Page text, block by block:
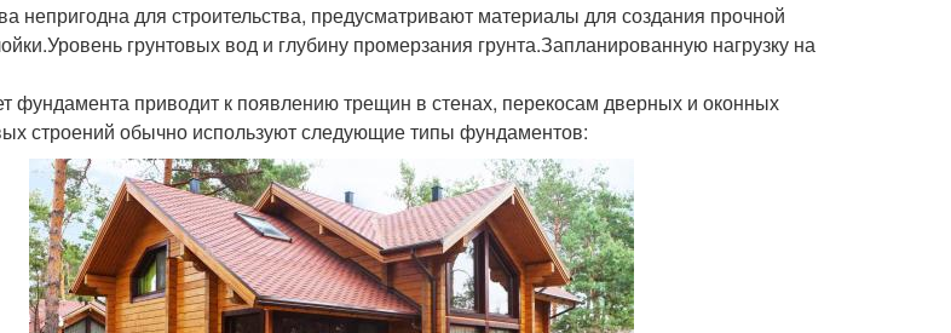
непригодна для строительства, предусматривают материалы для создания прочной
грунтовых вод и глубину промерзания грунта.Запланированную нагрузку на
фундамента приводит к появлению трещин в стенах, перекосам дверных и оконных
строений обычно используют следующие типы фундаментов: